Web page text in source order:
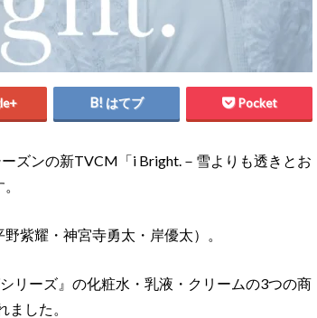
はてブ Pocket
ズンの新TVCM「i Bright.－雪よりも透きとお
紫耀・神宮寺勇太・岸優太）。
リーズ』の化粧水・乳液・クリームの3つの商
した。